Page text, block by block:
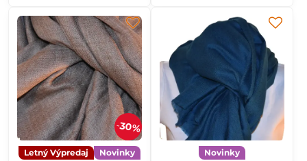
30%
Letný Výpredaj Novinky Novinky